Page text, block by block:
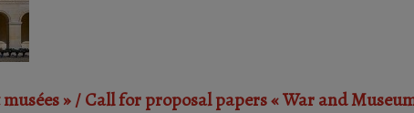
» / Call for proposal papers « War and